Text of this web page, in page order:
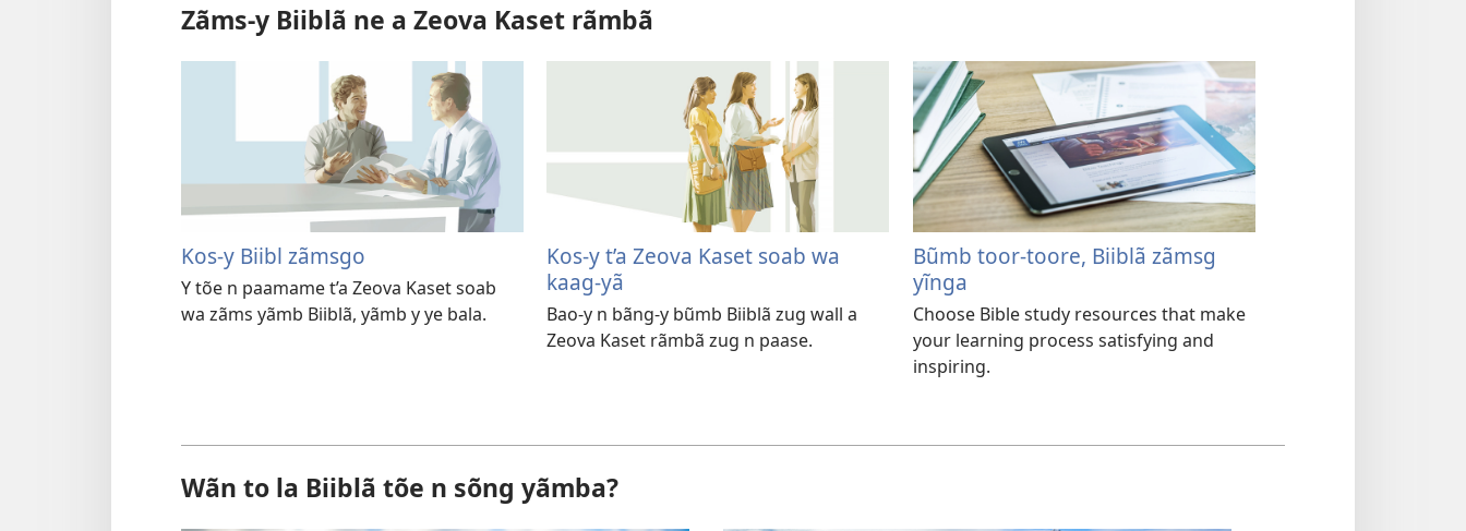
Zãms-y Biiblã ne a Zeova Kaset rãmbã
Kos-y Biibl zãmsgo
Y tõe n paamame t’a Zeova Kaset soab
wa zãms yãmb Biiblã, yãmb y ye bala.
Kos-y t’a Zeova Kaset soab wa
kaag-yã
Bao-y n bãng-y bũmb Biiblã zug wall a
Zeova Kaset rãmbã zug n paase.
Bũmb toor-toore, Biiblã zãmsg
yĩnga
Choose Bible study resources that make
your learning process satisfying and
inspiring.
Wãn to la Biiblã tõe n sõng yãmba?